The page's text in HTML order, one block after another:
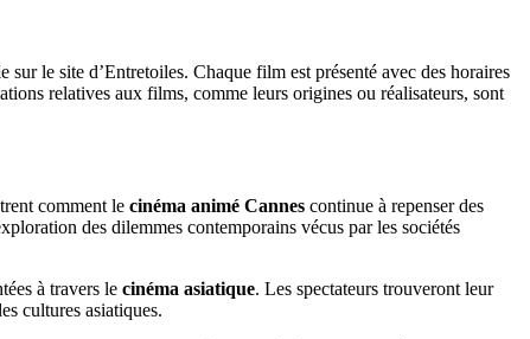
le site d’Entretoiles. Chaque film est présenté avec des horaires
relatives aux films, comme leurs origines ou réalisateurs, sont
comment le cinéma animé Cannes continue à repenser des
des dilemmes contemporains vécus par les sociétés
à travers le cinéma asiatique. Les spectateurs trouveront leur
cultures asiatiques.